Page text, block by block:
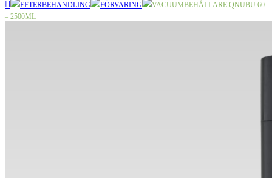
EFTERBEHANDLING FÖRVARING
VACUUMBEHÅLLARE QNUBU 60
– 2500ML